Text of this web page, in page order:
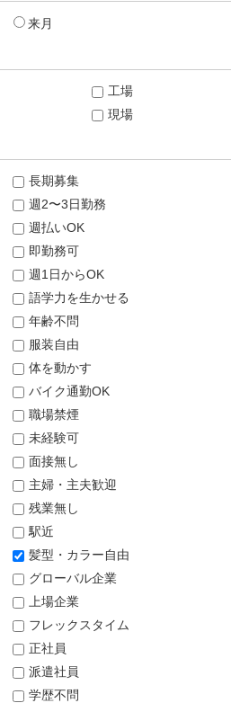
来月
工場
現場
長期募集
週2〜3日勤務
週払いOK
即勤務可
週1日からOK
語学力を生かせる
年齢不問
服装自由
体を動かす
バイク通勤OK
職場禁煙
未経験可
面接無し
主婦・主夫歓迎
残業無し
駅近
髪型・カラー自由
グローバル企業
上場企業
フレックスタイム
正社員
派遣社員
学歴不問